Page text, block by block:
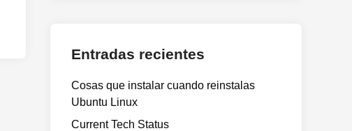
Entradas recientes
Cosas que instalar cuando reinstalas
Ubuntu Linux
Current Tech Status